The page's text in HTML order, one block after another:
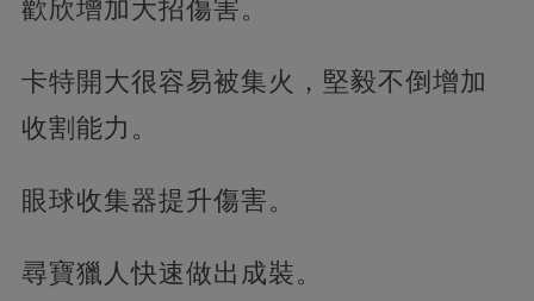
歡欣增加大招傷害。
卡特開大很容易被集火，堅毅不倒增加
收割能力。
眼球收集器提升傷害。
尋寶獵人快速做出成裝。